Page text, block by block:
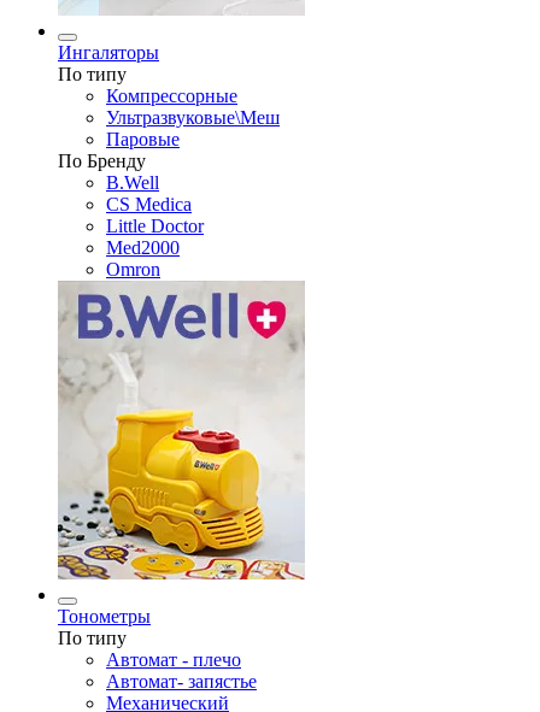
Ингаляторы
По типу
Компрессорные
Ультразвуковые\Меш
Паровые
По Бренду
B.Well
CS Medica
Little Doctor
Med2000
Omron
Тонометры
По типу
Автомат - плечо
Автомат- запястье
Механический